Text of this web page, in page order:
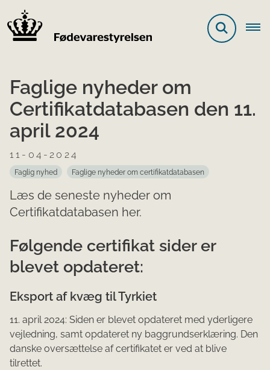
Faglige nyheder om
Certifikatdatabasen den 11.
april 2024
11-04-2024
Faglig nyhed Faglige nyheder om certifikatdatabasen
Læs de seneste nyheder om
Certifikatdatabasen her.
Følgende certifikat sider er
blevet opdateret:
Eksport af kvæg til Tyrkiet
11. april 2024: Siden er blevet opdateret med yderligere
vejledning, samt opdateret ny baggrundserklæring. Den
danske oversættelse af certifikatet er ved at blive
tilrettet.